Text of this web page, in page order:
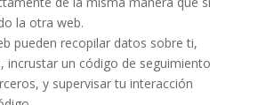
la otra web.
pueden recopilar datos sobre ti,
incrustar un código de seguimiento
y supervisar tu interacción